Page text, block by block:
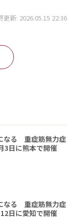
更新: 2026.05.15 22:36
なる 重症筋無力症
3日に熊本で開催
なる 重症筋無力症
日に愛知で開催